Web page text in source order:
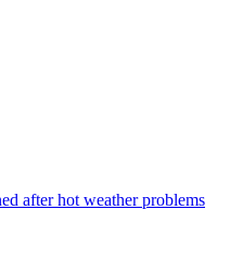
after hot weather problems